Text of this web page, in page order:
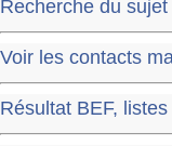
Recherche du
Voir les contacts
Résultat BEF,